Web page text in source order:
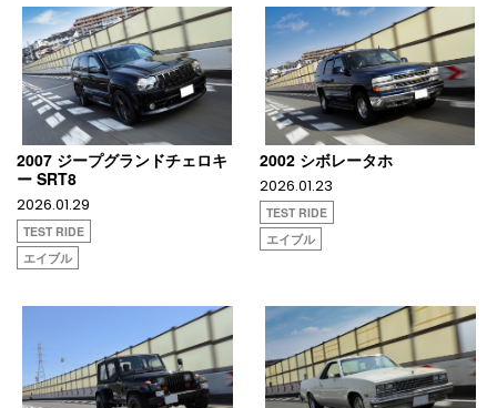
2007 ジープグランドチェロキ
ー SRT8
2026.01.29
TEST RIDE
エイブル
2002 シボレータホ
2026.01.23
TEST RIDE
エイブル